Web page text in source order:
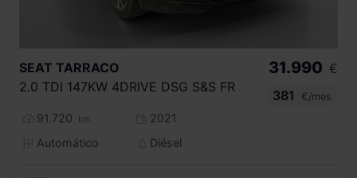
SEAT TARRACO
2.0 TDI 147KW 4DRIVE DSG S&S FR
91.720 km
2021
Automático
Diésel
31.990 €
381
€/mes